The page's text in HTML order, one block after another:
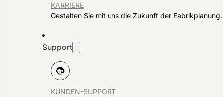
KARRIERE
Gestalten Sie mit uns die Zukunft der Fabrikplanung.
Support
KUNDEN-SUPPORT